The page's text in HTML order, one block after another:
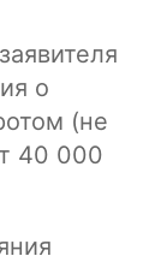
о
(не
40 000